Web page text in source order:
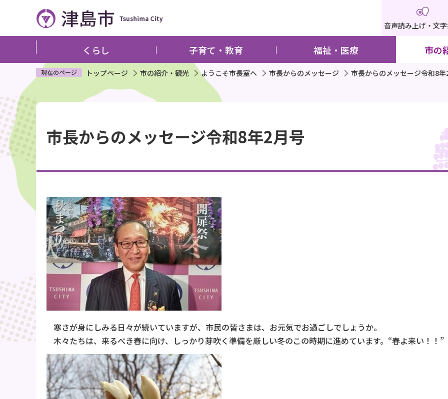
ペ
ジ
頭
で
す
音声読み上げ・文
くらし 子育て・教育 福祉・医療 市の
現在のページ トップページ 市の紹介・観光 ようこそ市長室へ 市長からのメッセージ 市長からのメッセージ令和8
本
文
こ
こ
市長からのメッセージ令和8年2月号
寒さが身にしみる日々が続いていますが、市民の皆さまは、お元気でお過ごしでしょうか。
木々たちは、来るべき春に向け、しっかり芽吹く準備を厳しい冬のこの時期に進めています。“春よ来い！！”